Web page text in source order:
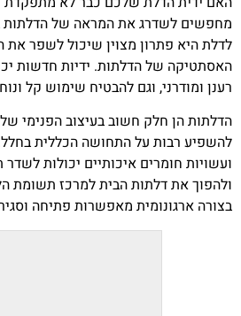
מחפשים לשדרג את המראה של הדלתות
לדלת היא פתרון מצוין שיכול לשפר את
האסתטיקה של הדלתות. ידיות חדשות
רענן ומודרני, וגם להבטיח שימוש קל
הדלתות הן חלק חשוב בעיצוב הפנימי
להשפיע רבות על התחושה הכללית בחלל.
ועשויות חומרים איכותיים יכולות
ולהפוך את דלתות הבית למרכז תשומת
בצורה ארגונומית מאפשרות פתיחה